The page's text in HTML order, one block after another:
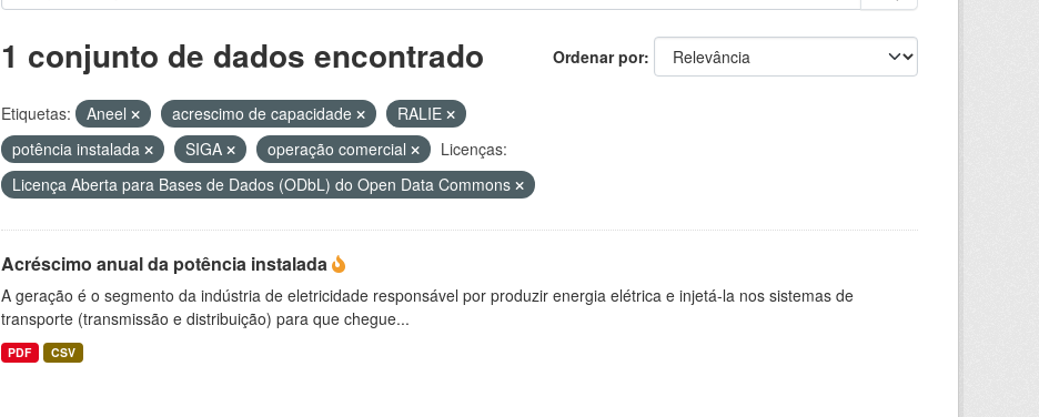
Ordenar por
1 conjunto de dados encontrado
Etiquetas: Aneel acrescimo de capacidade
RALIE
potência instalada
SIGA operação comercial
Licenças:
Licença Aberta para Bases de Dados (ODbL) do Open Data Commons
Acréscimo anual da potência instalada
A geração é o segmento da indústria de eletricidade responsável por produzir energia elétrica e injetá-la nos sistemas de
transporte (transmissão e distribuição) para que chegue...
PDF CSV